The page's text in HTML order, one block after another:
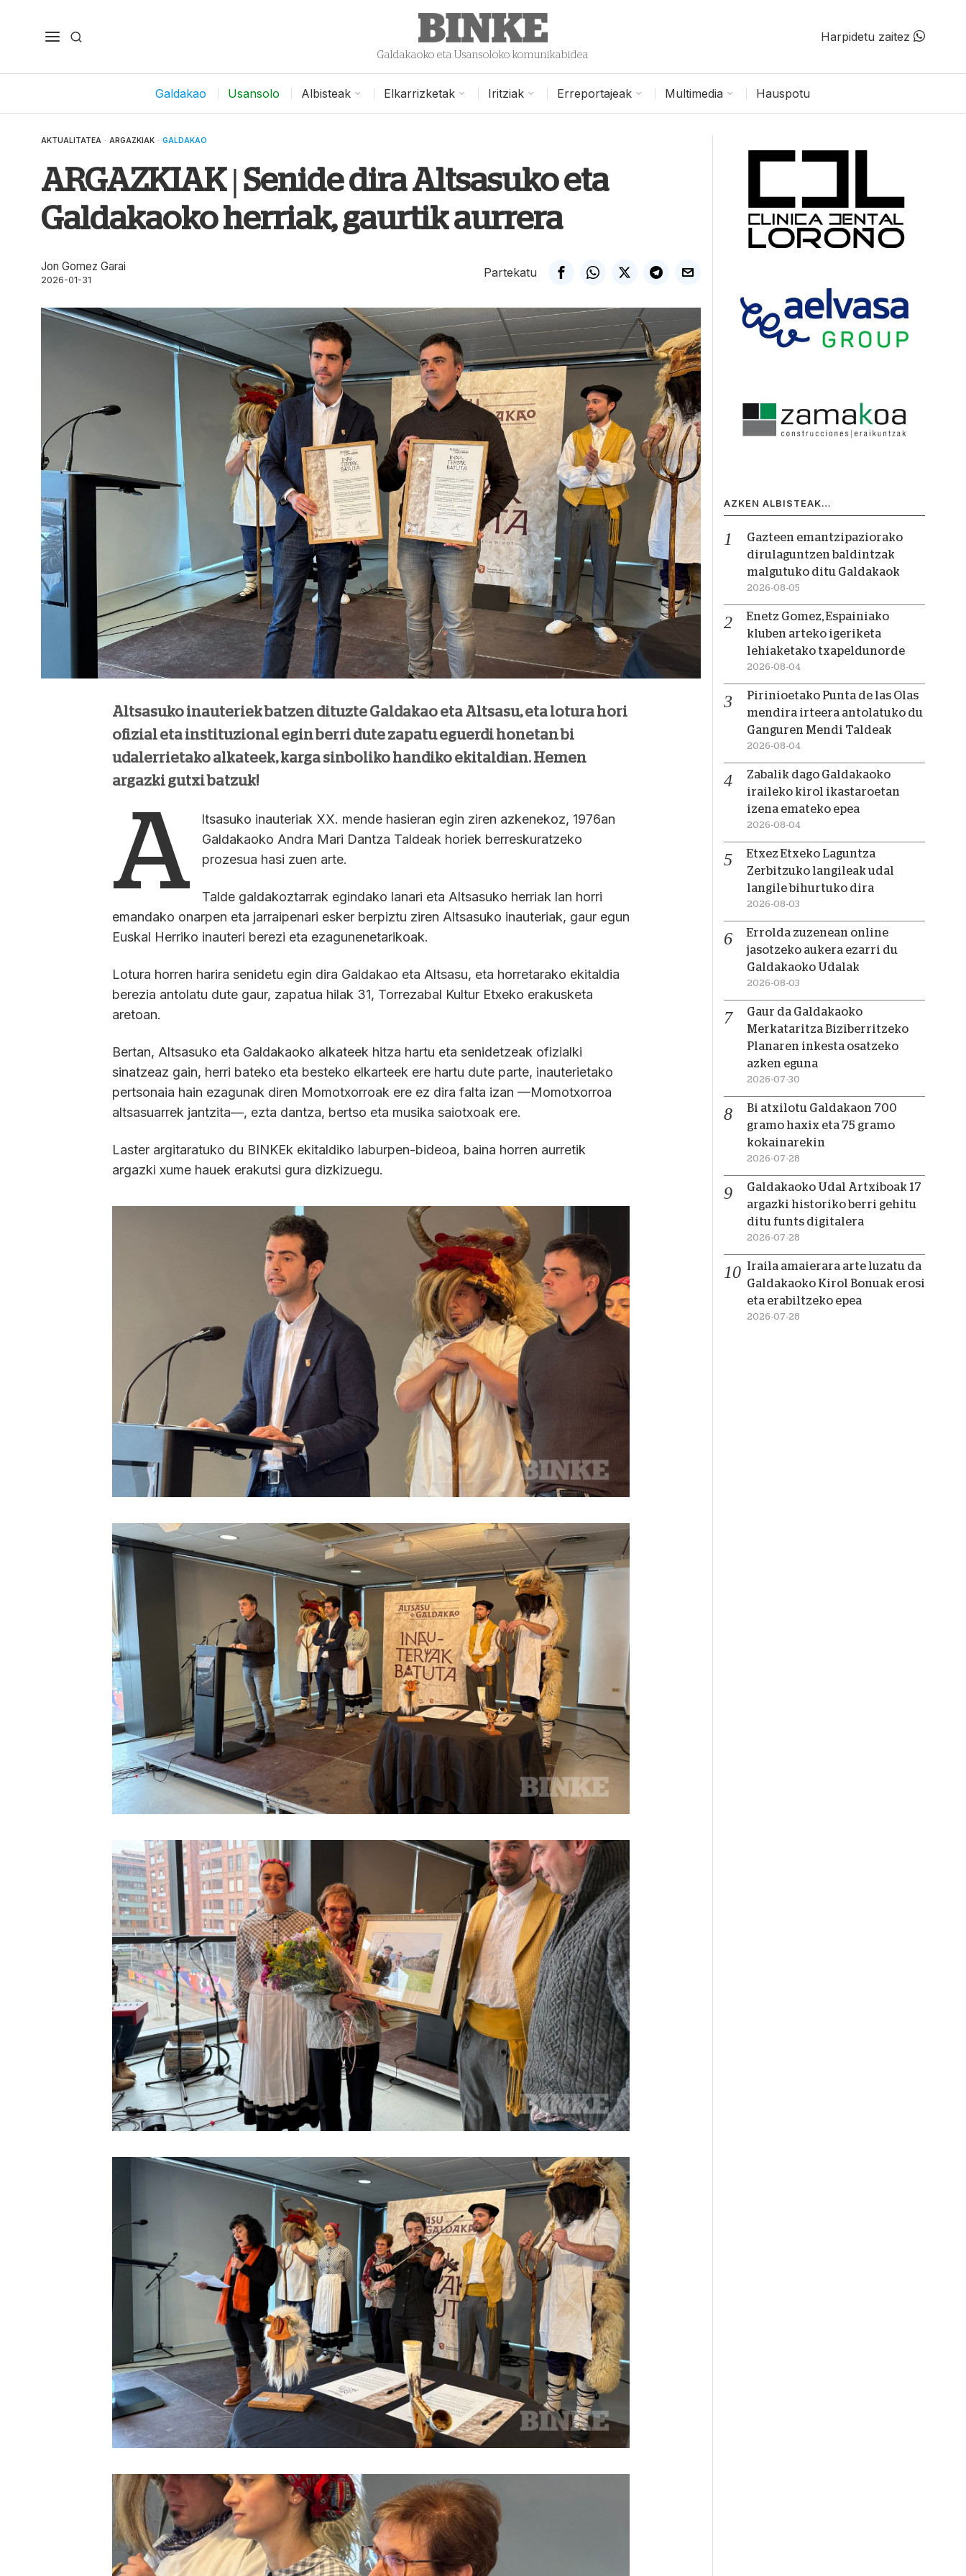
Galdakaoko eta Usansoloko komunikabidea
Harpidetu zaitez
Galdakao Usansolo Albisteak Elkarrizketak Iritziak Erreportajeak Multimedia Hauspotu
AKTUALITATEA · ARGAZKIAK · GALDAKAO
ARGAZKIAK | Senide dira Altsasuko eta
Galdakaoko herriak, gaurtik aurrera
Jon Gomez Garai
2026-01-31
Partekatu
Altsasuko inauteriek batzen dituzte Galdakao eta Altsasu, eta lotura hori
ofizial eta instituzional egin berri dute zapatu eguerdi honetan bi
udalerrietako alkateek, karga sinboliko handiko ekitaldian. Hemen
argazki gutxi batzuk!
A
ltsasuko inauteriak XX. mende hasieran egin ziren azkenekoz, 1976an
Galdakaoko Andra Mari Dantza Taldeak horiek berreskuratzeko
prozesua hasi zuen arte.
Talde galdakoztarrak egindako lanari eta Altsasuko herriak lan horri
emandako onarpen eta jarraipenari esker berpiztu ziren Altsasuko inauteriak, gaur egun
Euskal Herriko inauteri berezi eta ezagunenetarikoak.
Lotura horren harira senidetu egin dira Galdakao eta Altsasu, eta horretarako ekitaldia
berezia antolatu dute gaur, zapatua hilak 31, Torrezabal Kultur Etxeko erakusketa
aretoan.
Bertan, Altsasuko eta Galdakaoko alkateek hitza hartu eta senidetzeak ofizialki
sinatzeaz gain, herri bateko eta besteko elkarteek ere hartu dute parte, inauterietako
pertsonaia hain ezagunak diren Momotxorroak ere ez dira falta izan —Momotxorroa
altsasuarrek jantzita—, ezta dantza, bertso eta musika saiotxoak ere.
Laster argitaratuko du BINKEk ekitaldiko laburpen-bideoa, baina horren aurretik
argazki xume hauek erakutsi gura dizkizuegu.
AZKEN ALBISTEAK…
Gazteen emantzipaziorako
dirulaguntzen baldintzak
malgutuko ditu Galdakaok
2026-08-05
Enetz Gomez, Espainiako
kluben arteko igeriketa
lehiaketako txapeldunorde
2026-08-04
Pirinioetako Punta de las Olas
mendira irteera antolatuko du
Ganguren Mendi Taldeak
2026-08-04
Zabalik dago Galdakaoko
iraileko kirol ikastaroetan
izena emateko epea
2026-08-04
Etxez Etxeko Laguntza
Zerbitzuko langileak udal
langile bihurtuko dira
2026-08-03
Errolda zuzenean online
jasotzeko aukera ezarri du
Galdakaoko Udalak
2026-08-03
Gaur da Galdakaoko
Merkataritza Biziberritzeko
Planaren inkesta osatzeko
azken eguna
2026-07-30
Bi atxilotu Galdakaon 700
gramo haxix eta 75 gramo
kokainarekin
2026-07-28
Galdakaoko Udal Artxiboak 17
argazki historiko berri gehitu
ditu funts digitalera
2026-07-28
Iraila amaierara arte luzatu da
Galdakaoko Kirol Bonuak erosi
eta erabiltzeko epea
2026-07-28